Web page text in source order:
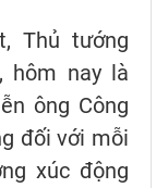
Thủ tướng
hôm nay là
ông Công
đối với mỗi
xúc động